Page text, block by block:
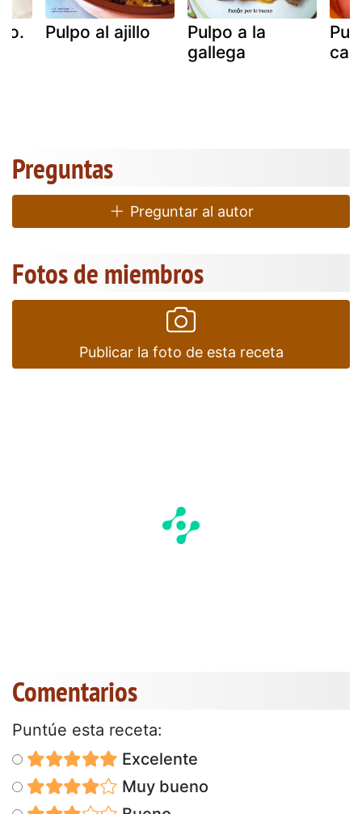
Pulpo al ajillo
Pulpo a la
gallega
Preguntas
Preguntar al autor
Fotos de miembros
Publicar la foto de esta receta
Comentarios
Puntúe esta receta:
Excelente
Muy bueno